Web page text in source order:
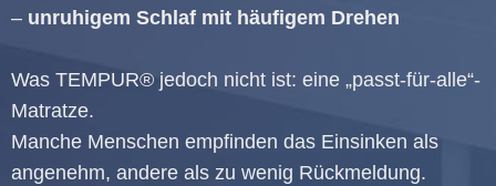
– unruhigem Schlaf mit häufigem Drehen
Was TEMPUR® jedoch nicht ist: eine „passt-für-alle“-
Matratze.
Manche Menschen empfinden das Einsinken als
angenehm, andere als zu wenig Rückmeldung.